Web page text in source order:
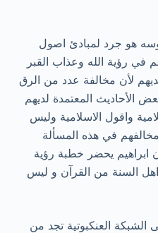
هو جرد لمبادئ اصول
في رؤية الله وعذاب القبر
لأن مخالفة عدد من الرق
الأحاديث المعتمدة لديهم
واقول الاسلامية وليس
في هذه المسألة
ابراهيم يحضر خطبة رؤية
اهل السنة من القرآن و ليس
الشبكة العنكبوتية تجد من